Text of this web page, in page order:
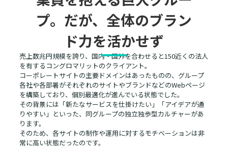
プ。だが、全体のブラン
ド力を活かせず
売上数兆円規模を誇り、国内・国外を合わせると150近くの法人
を有するコングロマリットのクライアント。
コーポレートサイトの主要ドメインはあったものの、グループ
各社や各部署がそれぞれのサイトやブランドなどのWebページ
を構築しており、個別最適化が進んでいる状態でした。
その背景には「新たなサービスを仕掛けたい」「アイデアが通
りやすい」といった、同グループの独立独歩型カルチャーがあ
ります。
そのため、各サイトの制作や運用に対するモチベーションは非
常に高い状態だったのです。